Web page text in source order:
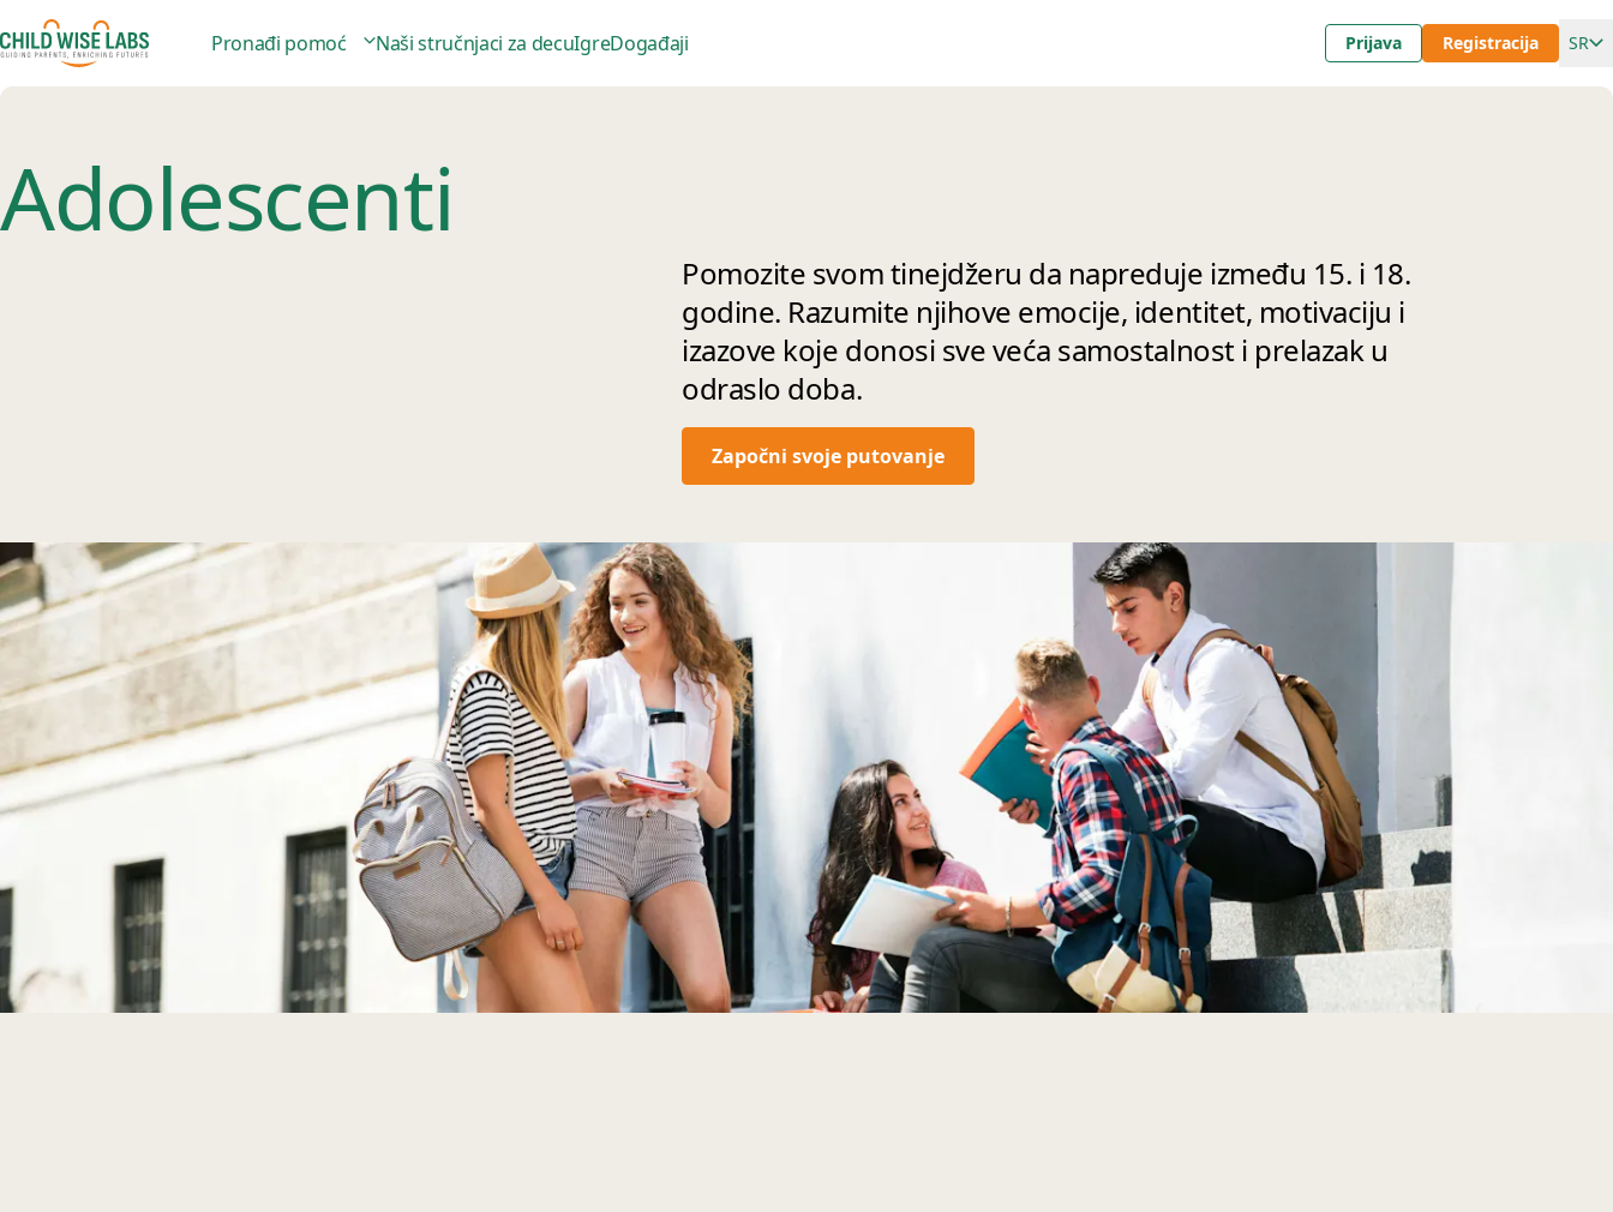
Pronađi pomoć Naši stručnjaci za decuIgreDogađaji Prijava Registracija SR
Adolescenti
Pomozite svom tinejdžeru da napreduje između 15. i 18.
godine. Razumite njihove emocije, identitet, motivaciju i
izazove koje donosi sve veća samostalnost i prelazak u
odraslo doba.
Započni svoje putovanje